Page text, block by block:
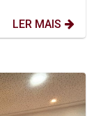
LER MAIS